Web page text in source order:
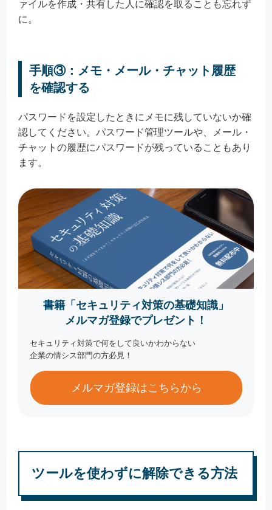
ァイルを作成・共有した人に確認を取ることも忘れず
に。
手順③：メモ・メール・チャット履歴
を確認する
パスワードを設定したときにメモに残していないか確
認してください。パスワード管理ツールや、メール・
チャットの履歴にパスワードが残っていることもあり
ます。
書籍「セキュリティ対策の基礎知識」
メルマガ登録でプレゼント！
セキュリティ対策で何をして良いかわからない
企業の情シス部門の方必見！
メルマガ登録はこちらから
ツールを使わずに解除できる方法